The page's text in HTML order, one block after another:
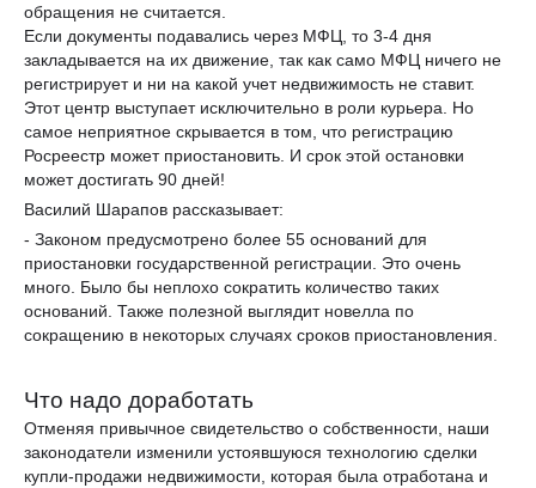
обращения не считается.
Если документы подавались через МФЦ, то 3-4 дня
закладывается на их движение, так как само МФЦ ничего не
регистрирует и ни на какой учет недвижимость не ставит.
Этот центр выступает исключительно в роли курьера. Но
самое неприятное скрывается в том, что регистрацию
Росреестр может приостановить. И срок этой остановки
может достигать 90 дней!
Василий Шарапов рассказывает:
- Законом предусмотрено более 55 оснований для
приостановки государственной регистрации. Это очень
много. Было бы неплохо сократить количество таких
оснований. Также полезной выглядит новелла по
сокращению в некоторых случаях сроков приостановления.
Что надо доработать
Отменяя привычное свидетельство о собственности, наши
законодатели изменили устоявшуюся технологию сделки
купли-продажи недвижимости, которая была отработана и